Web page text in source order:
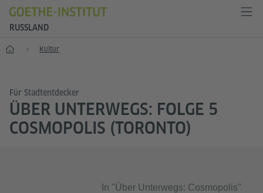
RUSSLAND
Start Kultur
Für Stadtentdecker
ÜBER UNTERWEGS: FOLGE 5
COSMOPOLIS (TORONTO)
In "Über Unterwegs: Cosmopolis"